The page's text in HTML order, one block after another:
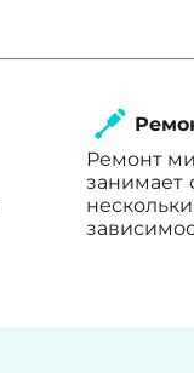
Ремонт
занимает